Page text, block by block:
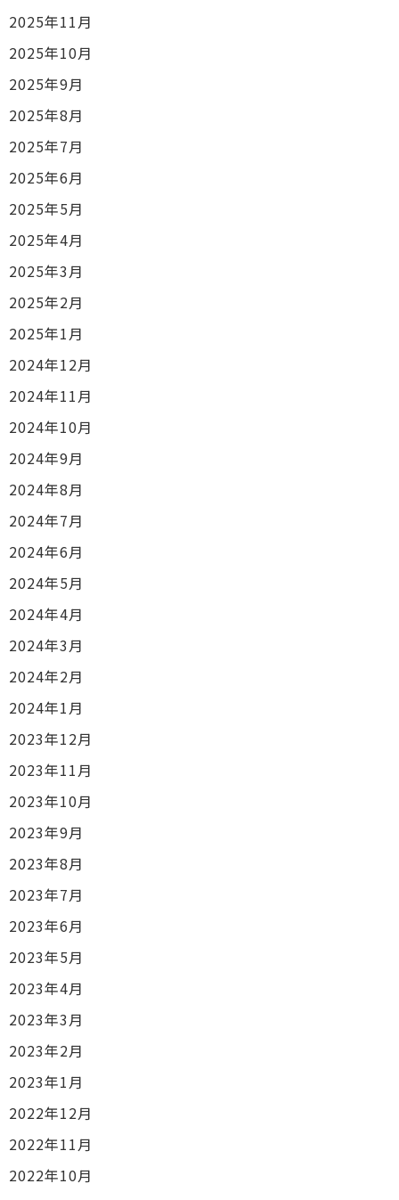
2025年11月
2025年10月
2025年9月
2025年8月
2025年7月
2025年6月
2025年5月
2025年4月
2025年3月
2025年2月
2025年1月
2024年12月
2024年11月
2024年10月
2024年9月
2024年8月
2024年7月
2024年6月
2024年5月
2024年4月
2024年3月
2024年2月
2024年1月
2023年12月
2023年11月
2023年10月
2023年9月
2023年8月
2023年7月
2023年6月
2023年5月
2023年4月
2023年3月
2023年2月
2023年1月
2022年12月
2022年11月
2022年10月